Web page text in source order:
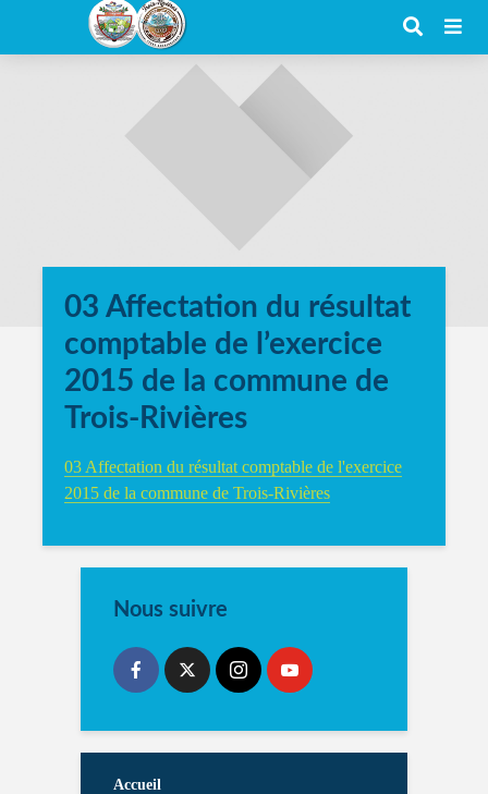
03 Affectation du résultat
comptable de l’exercice
2015 de la commune de
Trois-Rivières
03 Affectation du résultat comptable de l'exercice
2015 de la commune de Trois-Rivières
Nous suivre
Accueil